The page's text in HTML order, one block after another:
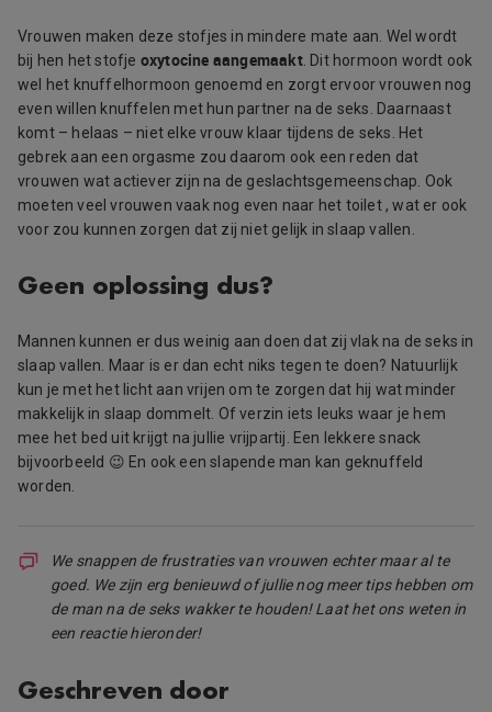
Vrouwen maken deze stofjes in mindere mate aan. Wel wordt
bij hen het stofje oxytocine aangemaakt. Dit hormoon wordt ook
wel het knuffelhormoon genoemd en zorgt ervoor vrouwen nog
even willen knuffelen met hun partner na de seks. Daarnaast
komt – helaas – niet elke vrouw klaar tijdens de seks. Het
gebrek aan een orgasme zou daarom ook een reden dat
vrouwen wat actiever zijn na de geslachtsgemeenschap. Ook
moeten veel vrouwen vaak nog even naar het toilet , wat er ook
voor zou kunnen zorgen dat zij niet gelijk in slaap vallen.
Geen oplossing dus?
Mannen kunnen er dus weinig aan doen dat zij vlak na de seks in
slaap vallen. Maar is er dan echt niks tegen te doen? Natuurlijk
kun je met het licht aan vrijen om te zorgen dat hij wat minder
makkelijk in slaap dommelt. Of verzin iets leuks waar je hem
mee het bed uit krijgt na jullie vrijpartij. Een lekkere snack
bijvoorbeeld 😉 En ook een slapende man kan geknuffeld
worden.
We snappen de frustraties van vrouwen echter maar al te
goed. We zijn erg benieuwd of jullie nog meer tips hebben om
de man na de seks wakker te houden! Laat het ons weten in
een reactie hieronder!
Geschreven door